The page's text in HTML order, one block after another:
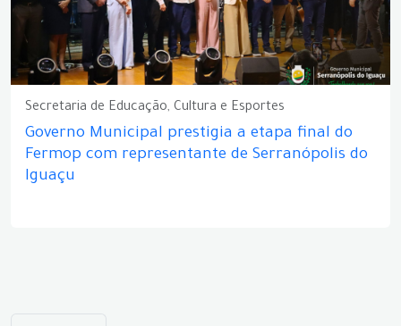
Secretaria de Educação, Cultura e Esportes
Governo Municipal prestigia a etapa final do
Fermop com representante de Serranópolis do
Iguaçu